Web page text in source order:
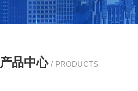
产品中心 / PRODUCTS